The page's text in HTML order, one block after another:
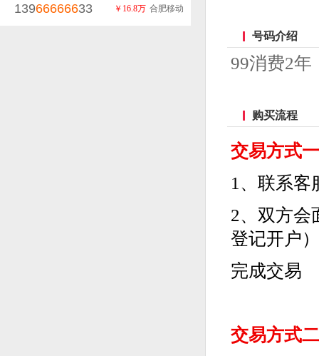
13966666633 合肥移动
￥16.8万
号码介绍
99消费2年
购买流程
交易方式
1、联系客
2、双方会
登记开户）
完成交易
交易方式